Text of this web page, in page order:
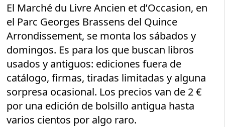
El Marché du Livre Ancien et d’Occasion, en
el Parc Georges Brassens del Quince
Arrondissement, se monta los sábados y
domingos. Es para los que buscan libros
usados y antiguos: ediciones fuera de
catálogo, firmas, tiradas limitadas y alguna
sorpresa ocasional. Los precios van de 2 €
por una edición de bolsillo antigua hasta
varios cientos por algo raro.